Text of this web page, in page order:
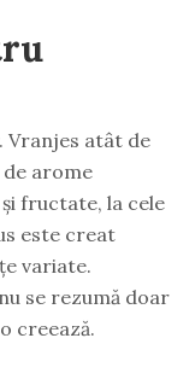
Vranjes atât de
arome
fructate, la cele
este creat
variate.
se rezumă doar
creează.